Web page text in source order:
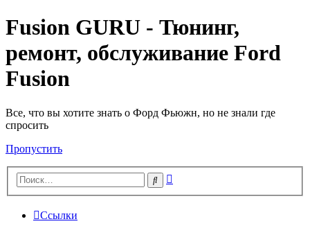
Fusion GURU - Тюнинг,
ремонт, обслуживание Ford
Fusion
Все, что вы хотите знать о Форд Фьюжн, но не знали где
спросить
Пропустить
Поиск
Ссылки